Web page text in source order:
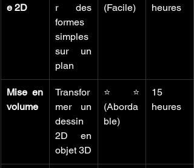
e 2D
r des
formes
simples
sur un
plan
(Facile)
heures
Mise en
volume
Transfor
mer un
dessin
2D en
objet 3D
⭐⭐
(Aborda
ble)
15
heures